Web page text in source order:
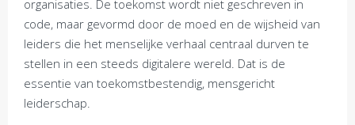
organisaties. De toekomst wordt niet geschreven in
code, maar gevormd door de moed en de wijsheid van
leiders die het menselijke verhaal centraal durven te
stellen in een steeds digitalere wereld. Dat is de
essentie van toekomstbestendig, mensgericht
leiderschap.